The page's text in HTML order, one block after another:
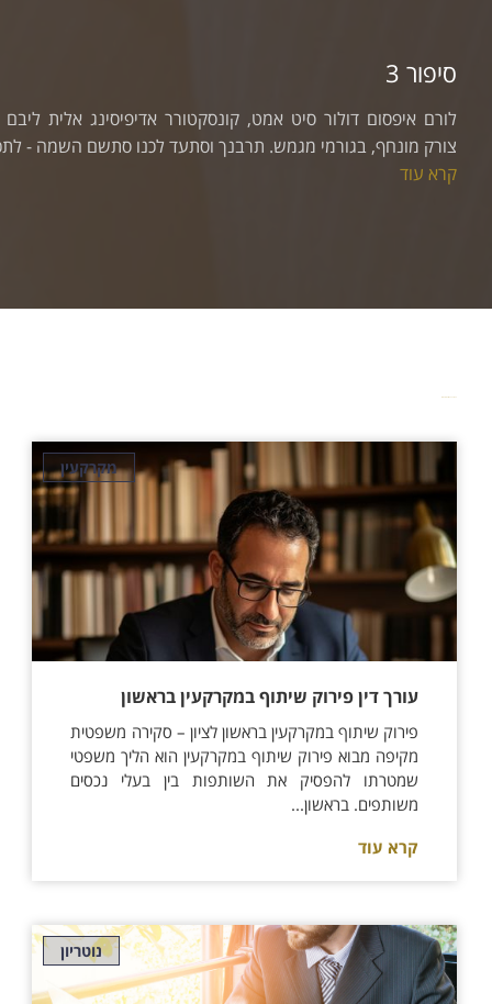
אמט, קונסקטורר אדיפיסינג אלית ליבם סולגק. בראיט ולחת
תרבנך וסתעד לכנו סתשם השמה - לתכי מורגם בורק?...
מקרקעין
עורך דין פירוק שיתוף במקרקעין בראשון
פירוק שיתוף במקרקעין בראשון לציון – סקירה משפטית
מקיפה מבוא פירוק שיתוף במקרקעין הוא הליך משפטי
שמטרתו להפסיק את השותפות בין בעלי נכסים
משותפים. בראשון...
קרא עוד
נוטריון